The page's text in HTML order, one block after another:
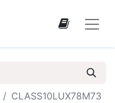
CLASS10LUX78M73